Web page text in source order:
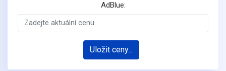
AdBlue:
Uložit ceny...